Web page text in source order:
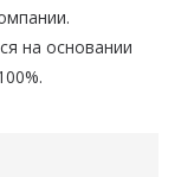
на основании